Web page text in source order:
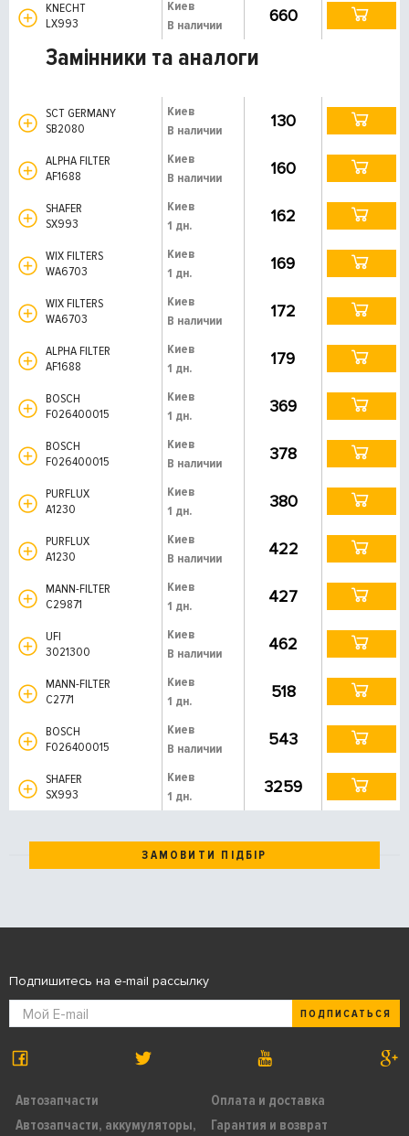
KNECHT
LX993
Киев
В наличии
660
Замінники та аналоги
SCT GERMANY
SB2080
Киев
В наличии
130
ALPHA FILTER
AF1688
Киев
В наличии
160
SHAFER
SX993
Киев
1 дн.
162
WIX FILTERS
WA6703
Киев
1 дн.
169
WIX FILTERS
WA6703
Киев
В наличии
172
ALPHA FILTER
AF1688
Киев
1 дн.
179
BOSCH
F026400015
Киев
1 дн.
369
BOSCH
F026400015
Киев
В наличии
378
PURFLUX
A1230
Киев
1 дн.
380
PURFLUX
A1230
Киев
В наличии
422
MANN-FILTER
C29871
Киев
1 дн.
427
UFI
3021300
Киев
В наличии
462
MANN-FILTER
C2771
Киев
1 дн.
518
BOSCH
F026400015
Киев
В наличии
543
SHAFER
SX993
Киев
1 дн.
3259
ЗАМОВИТИ ПІДБІР
Автозапчасти
Автозапчасти, аккумуляторы,
Оплата и доставка
Гарантия и возврат
Подпишитесь на e-mail рассылку
ПОДПИСАТЬСЯ